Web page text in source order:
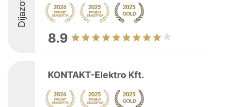
8.9
KONTAKT-Elektro Kft.